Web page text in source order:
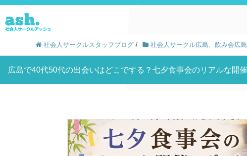
社会人サークルスタッフブログ / 社会人サークル広島、飲み会広島
広島で40代50代の出会いはどこでする？七夕食事会のリアルな開